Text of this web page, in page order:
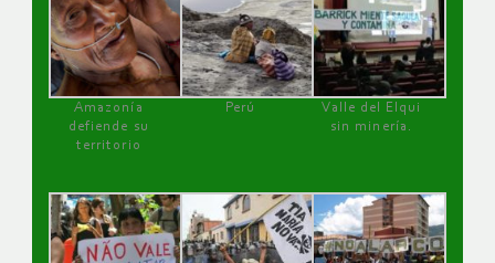
Amazonía
defiende su
territorio
Perú
Valle del Elqui
sin minería.